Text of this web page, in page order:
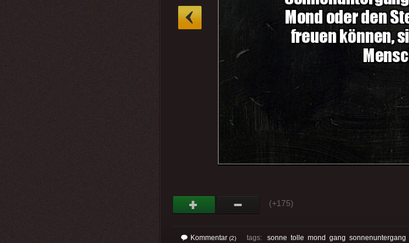
(+175)
Kommentar (2) tags: sonne tolle mond gang sonnenuntergang